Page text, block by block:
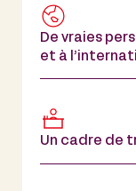
De vraies
et à
Un cadre de